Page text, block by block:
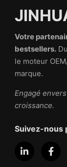
Votre
bestsellers.
le moteur
marque.
Engagé
croissance.
Suivez-nous